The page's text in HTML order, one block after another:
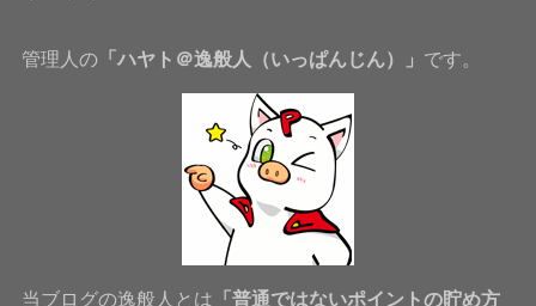
管理人の「ハヤト＠逸般人（いっぱんじん）」 です。
当ブログの逸般人とは 「普通ではないポイントの貯め方